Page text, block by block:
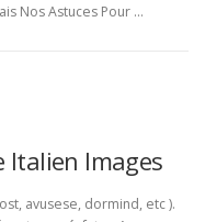
Nos Astuces Pour …
Italien Images
avusese, dormind, etc ).